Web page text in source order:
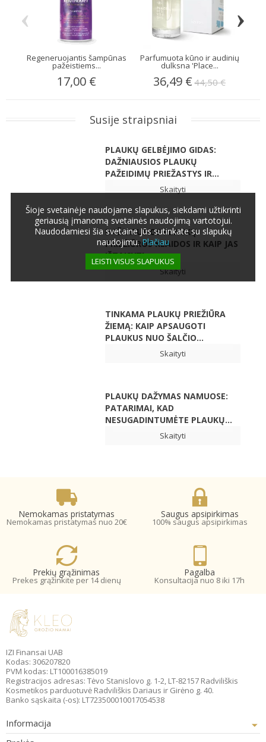
Regeneruojantis šampūnas
pažeistiems...
17,00 €
Parfumuota kūno ir audinių
dulksna 'Place...
36,49 € 44,50 €
‹ ›
Susije straipsniai
PLAUKŲ GELBĖJIMO GIDAS:
DAŽNIAUSIOS PLAUKŲ
PAŽEIDIMŲ PRIEŽASTYS IR...
Skaityti
DAŽNIAUSIOS PLAUKŲ
PRIEŽIŪROS KLAIDOS IR KAIP JAS
IŠTAISYTI
Skaityti
TINKAMA PLAUKŲ PRIEŽIŪRA
ŽIEMĄ: KAIP APSAUGOTI
PLAUKUS NUO ŠALČIO...
Skaityti
PLAUKŲ DAŽYMAS NAMUOSE:
PATARIMAI, KAD
NESUGADINTUMĖTE PLAUKŲ...
Skaityti
Nemokamas pristatymas
Nemokamas pristatymas nuo 20€
Saugus apsipirkimas
100% saugus apsipirkimas
Prekių grąžinimas
Prekes grąžinkite per 14 dienų
Pagalba
Konsultacija nuo 8 iki 17h
IZI Finansai UAB
Kodas: 306207820
PVM kodas: LT100016385019
Registracijos adresas: Tėvo Stanislovo g. 1-2, LT-82157 Radviliškis
Kosmetikos parduotuvė Radviliškis Dariaus ir Girėno g. 40.
Banko sąskaita (-os): LT723500010017054538
Informacija
Šioje svetainėje naudojame slapukus, siekdami užtikrinti
geriausią įmanomą svetainės naudojimą vartotojui.
Naudodamiesi šia svetaine Jūs sutinkate su slapukų
naudojimu. Plačiau
LEISTI VISUS SLAPUKUS